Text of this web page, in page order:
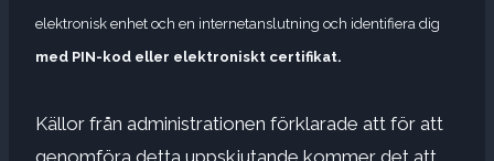
elektronisk enhet och en internetanslutning och identifiera dig
med PIN-kod eller elektroniskt certifikat.
Källor från administrationen förklarade att för att
genomföra detta uppskjutande kommer det att